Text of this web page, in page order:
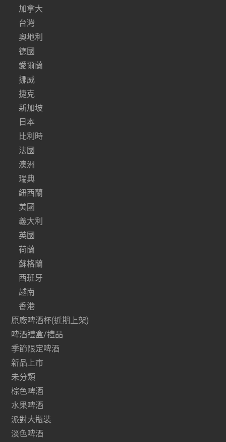
加拿大
台灣
奧地利
德國
愛爾蘭
挪威
捷克
新加坡
日本
比利時
法國
澳洲
瑞典
紐西蘭
美國
義大利
英國
荷蘭
蘇格蘭
西班牙
越南
香港
原廠啤酒杯(近期上架)
啤酒禮盒/禮品
季節限定啤酒
新品上市
未分類
棕色啤酒
水果啤酒
派對大瓶裝
淡色啤酒